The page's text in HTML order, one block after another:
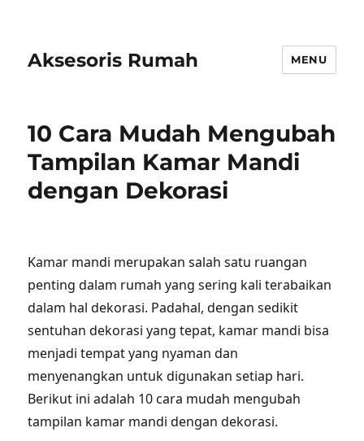
Aksesoris Rumah MENU
10 Cara Mudah Mengubah
Tampilan Kamar Mandi
dengan Dekorasi
Kamar mandi merupakan salah satu ruangan
penting dalam rumah yang sering kali terabaikan
dalam hal dekorasi. Padahal, dengan sedikit
sentuhan dekorasi yang tepat, kamar mandi bisa
menjadi tempat yang nyaman dan
menyenangkan untuk digunakan setiap hari.
Berikut ini adalah 10 cara mudah mengubah
tampilan kamar mandi dengan dekorasi.